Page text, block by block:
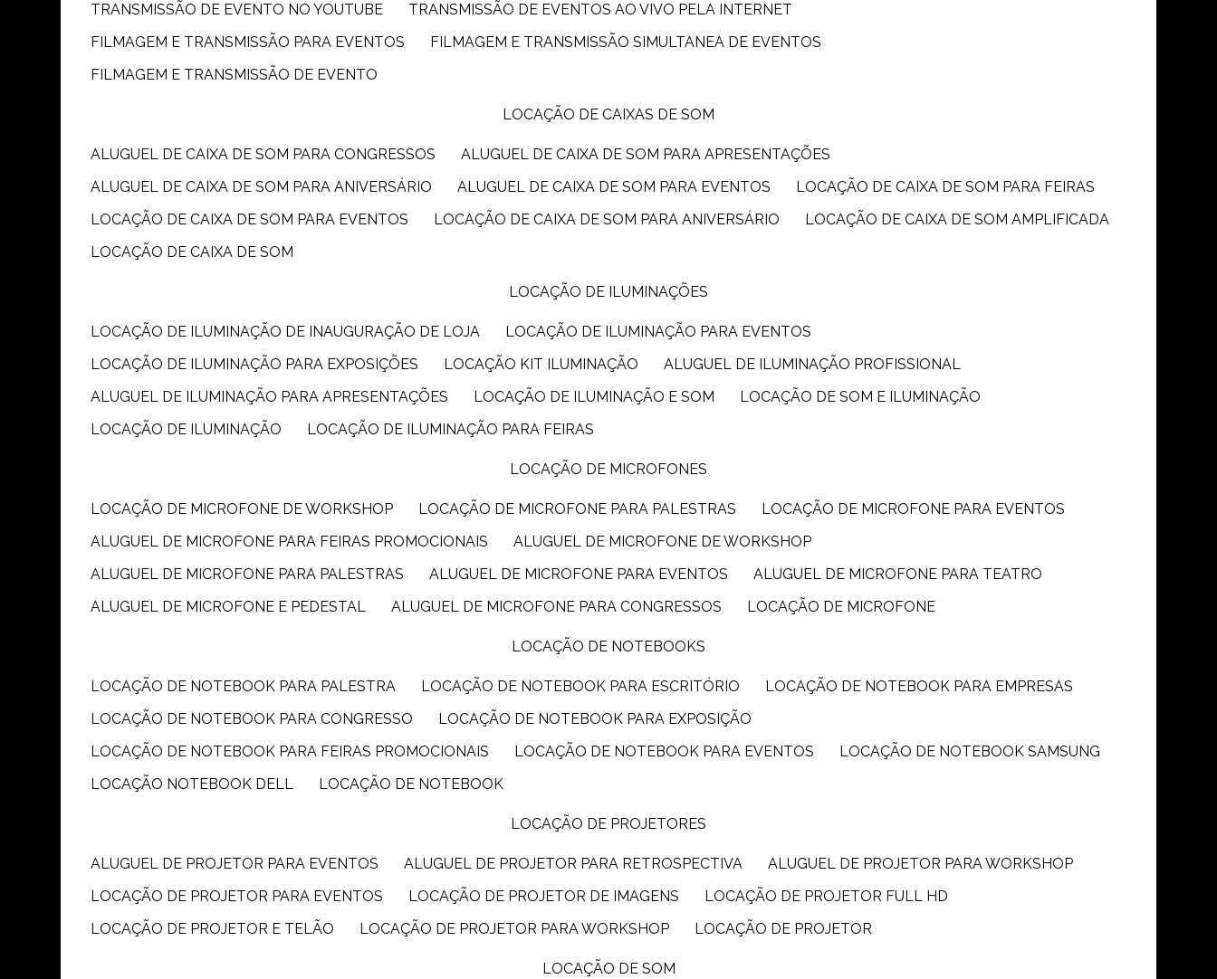
TRANSMISSÃO DE EVENTO NO YOUTUBE
TRANSMISSÃO DE EVENTOS AO VIVO PELA INTERNET
FILMAGEM E TRANSMISSÃO PARA EVENTOS
FILMAGEM E TRANSMISSÃO SIMULTANEA DE EVENTOS
FILMAGEM E TRANSMISSÃO DE EVENTO
LOCAÇÃO DE CAIXAS DE SOM
ALUGUEL DE CAIXA DE SOM PARA CONGRESSOS
ALUGUEL DE CAIXA DE SOM PARA APRESENTAÇÕES
ALUGUEL DE CAIXA DE SOM PARA ANIVERSÁRIO
ALUGUEL DE CAIXA DE SOM PARA EVENTOS
LOCAÇÃO DE CAIXA DE SOM PARA FEIRAS
LOCAÇÃO DE CAIXA DE SOM PARA EVENTOS
LOCAÇÃO DE CAIXA DE SOM PARA ANIVERSÁRIO
LOCAÇÃO DE CAIXA DE SOM AMPLIFICADA
LOCAÇÃO DE CAIXA DE SOM
LOCAÇÃO DE ILUMINAÇÕES
LOCAÇÃO DE ILUMINAÇÃO DE INAUGURAÇÃO DE LOJA
LOCAÇÃO DE ILUMINAÇÃO PARA EVENTOS
LOCAÇÃO DE ILUMINAÇÃO PARA EXPOSIÇÕES
LOCAÇÃO KIT ILUMINAÇÃO
ALUGUEL DE ILUMINAÇÃO PROFISSIONAL
ALUGUEL DE ILUMINAÇÃO PARA APRESENTAÇÕES
LOCAÇÃO DE ILUMINAÇÃO E SOM
LOCAÇÃO DE SOM E ILUMINAÇÃO
LOCAÇÃO DE ILUMINAÇÃO
LOCAÇÃO DE ILUMINAÇÃO PARA FEIRAS
LOCAÇÃO DE MICROFONES
LOCAÇÃO DE MICROFONE DE WORKSHOP LOCAÇÃO DE MICROFONE PARA PALESTRAS
LOCAÇÃO DE MICROFONE PARA EVENTOS
ALUGUEL DE MICROFONE PARA FEIRAS PROMOCIONAIS
ALUGUEL DE MICROFONE DE WORKSHOP
ALUGUEL DE MICROFONE PARA PALESTRAS
ALUGUEL DE MICROFONE PARA EVENTOS
ALUGUEL DE MICROFONE PARA TEATRO
ALUGUEL DE MICROFONE E PEDESTAL
ALUGUEL DE MICROFONE PARA CONGRESSOS LOCAÇÃO DE MICROFONE
LOCAÇÃO DE NOTEBOOKS
LOCAÇÃO DE NOTEBOOK PARA PALESTRA LOCAÇÃO DE NOTEBOOK PARA ESCRITÓRIO
LOCAÇÃO DE NOTEBOOK PARA EMPRESAS
LOCAÇÃO DE NOTEBOOK PARA CONGRESSO
LOCAÇÃO DE NOTEBOOK PARA EXPOSIÇÃO
LOCAÇÃO DE NOTEBOOK PARA FEIRAS PROMOCIONAIS
LOCAÇÃO DE NOTEBOOK PARA EVENTOS
LOCAÇÃO DE NOTEBOOK SAMSUNG
LOCAÇÃO NOTEBOOK DELL
LOCAÇÃO DE NOTEBOOK
LOCAÇÃO DE PROJETORES
ALUGUEL DE PROJETOR PARA EVENTOS ALUGUEL DE PROJETOR PARA RETROSPECTIVA
ALUGUEL DE PROJETOR PARA WORKSHOP
LOCAÇÃO DE PROJETOR PARA EVENTOS
LOCAÇÃO DE PROJETOR DE IMAGENS
LOCAÇÃO DE PROJETOR FULL HD
LOCAÇÃO DE PROJETOR E TELÃO
LOCAÇÃO DE PROJETOR PARA WORKSHOP LOCAÇÃO DE PROJETOR
LOCAÇÃO DE SOM